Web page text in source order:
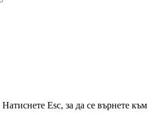
Esc, за да се върнете към